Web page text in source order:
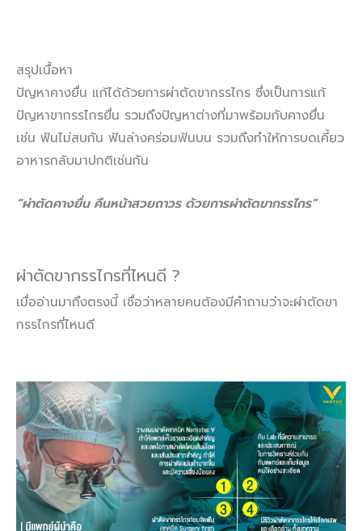
สรุปเนื้อหา
ปัญหาคางยื่น แก้ได้ด้วยการผ่าตัดขากรรไกร ซึ่งเป็นการแก้
ปัญหาขากรรไกรยื่น รวมถึงปัญหาต่างที่มาพร้อมกับคางยื่น
เช่น ฟันไม่สบกัน ฟันล่างคร่อมฟันบน รวมถึงทำให้การบดเคี้ยว
อาหารกลับมาปกติเช่นกัน
“ผ่าตัดคางยื่น คืนหน้าสวยถาวร ด้วยการผ่าตัดขากรรไกร”
ผ่าตัดขากรรไกรที่ไหนดี ?
เมื่ออ่านมาถึงตรงนี้ เชื่อว่าหลายคนต้องมีคำถามว่าจะผ่าตัดขา
กรรไกรที่ไหนดี